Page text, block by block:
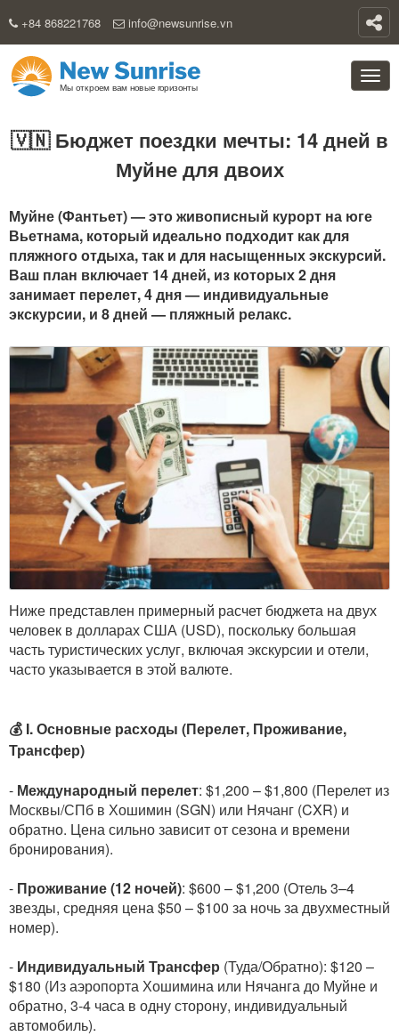
+84 868221768 info@newsunrise.vn
🇻🇳 Бюджет поездки мечты: 14 дней в
Муйне для двоих
Муйне (Фантьет) — это живописный курорт на юге
Вьетнама, который идеально подходит как для
пляжного отдыха, так и для насыщенных экскурсий.
Ваш план включает 14 дней, из которых 2 дня
занимает перелет, 4 дня — индивидуальные
экскурсии, и 8 дней — пляжный релакс.
Ниже представлен примерный расчет бюджета на двух
человек в долларах США (USD), поскольку большая
часть туристических услуг, включая экскурсии и отели,
часто указывается в этой валюте.
💰 I. Основные расходы (Перелет, Проживание,
Трансфер)
- Международный перелет: $1,200 – $1,800 (Перелет из
Москвы/СПб в Хошимин (SGN) или Нячанг (CXR) и
обратно. Цена сильно зависит от сезона и времени
бронирования).
- Проживание (12 ночей): $600 – $1,200 (Отель 3–4
звезды, средняя цена $50 – $100 за ночь за двухместный
номер).
- Индивидуальный Трансфер (Туда/Обратно): $120 –
$180 (Из аэропорта Хошимина или Нячанга до Муйне и
обратно, 3-4 часа в одну сторону, индивидуальный
автомобиль).